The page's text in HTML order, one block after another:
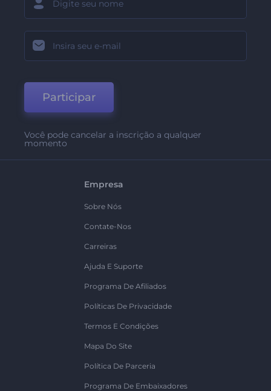
Participar
Você pode cancelar a inscrição a qualquer
momento
Empresa
Sobre Nós
Contate-Nos
Carreiras
Ajuda E Suporte
Programa De Afiliados
Políticas De Privacidade
Termos E Condições
Mapa Do Site
Política De Parceria
Programa De Embaixadores